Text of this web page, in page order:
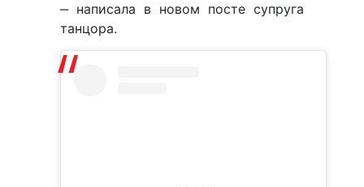
‒ написала в новом посте супруга
танцора.